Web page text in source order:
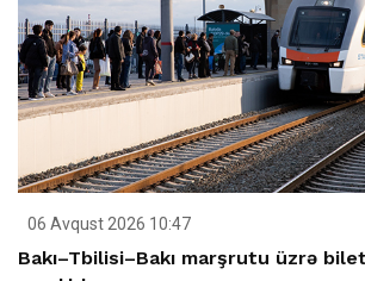
06 Avqust 2026 10:47
Bakı–Tbilisi–Bakı marşrutu üzrə